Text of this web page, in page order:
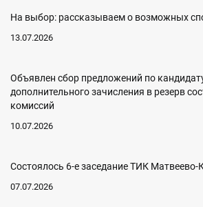
На выбор: рассказываем о возможных
13.07.2026
Объявлен сбор предложений по
дополнительного зачисления в резерв
комиссий
10.07.2026
Состоялось 6-е заседание ТИК Матвеево-
07.07.2026